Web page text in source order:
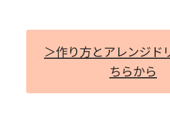
＞作り方とアレンジド
ちらから